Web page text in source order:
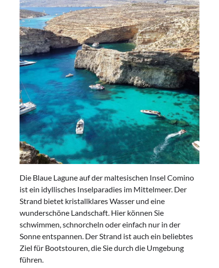
Die Blaue Lagune auf der maltesischen Insel Comino
ist ein idyllisches Inselparadies im Mittelmeer. Der
Strand bietet kristallklares Wasser und eine
wunderschöne Landschaft. Hier können Sie
schwimmen, schnorcheln oder einfach nur in der
Sonne entspannen. Der Strand ist auch ein beliebtes
Ziel für Bootstouren, die Sie durch die Umgebung
führen.